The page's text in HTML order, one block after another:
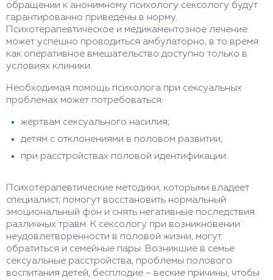
обращении к анонимному психологу сексологу будут
гарантированно приведены в норму.
Психотерапевтическое и медикаментозное лечение
может успешно проводиться амбулаторно, в то время
как оперативное вмешательство доступно только в
условиях клиники.
Необходимая помощь психолога при сексуальных
проблемах может потребоваться:
жертвам сексуального насилия;
детям с отклонениями в половом развитии;
при расстройствах половой идентификации.
Психотерапевтические методики, которыми владеет
специалист, помогут восстановить нормальный
эмоциональный фон и снять негативные последствия
различных травм. К сексологу при возникновении
неудовлетворенности в половой жизни, могут
обратиться и семейные пары. Возникшие в семье
сексуальные расстройства, проблемы полового
воспитания детей, бесплодие – веские причины, чтобы